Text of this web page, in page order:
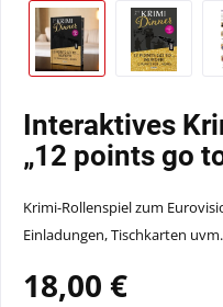
Interaktives
„12 points go
Krimi-Rollenspiel zum
Einladungen, Tischkarten uvm.
18,00 €